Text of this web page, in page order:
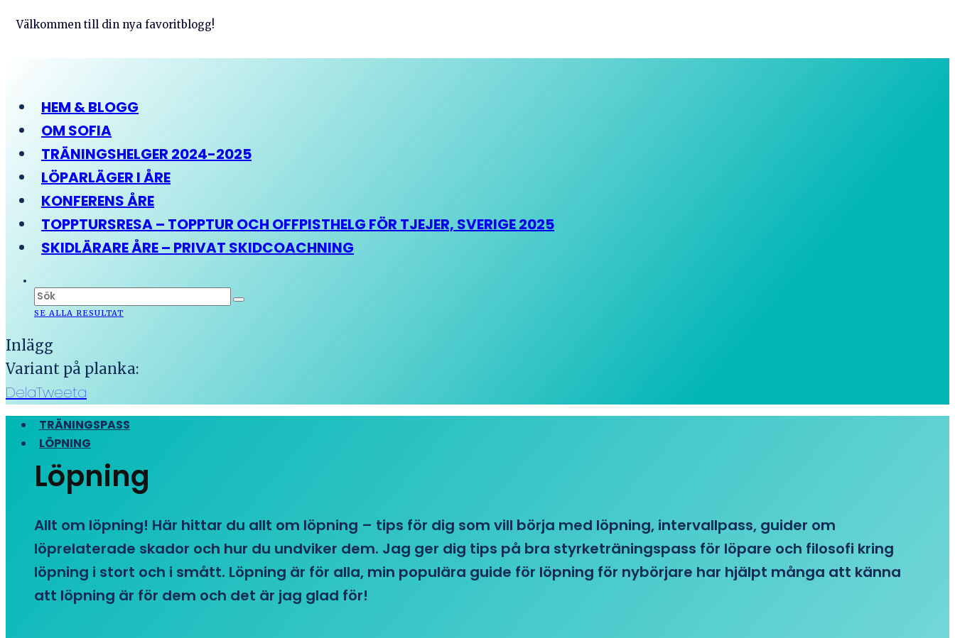
Välkommen till din nya favoritblogg!
HEM & BLOGG
OM SOFIA
TRÄNINGSHELGER 2024-2025
LÖPARLÄGER I ÅRE
KONFERENS ÅRE
TOPPTURSRESA – TOPPTUR OCH OFFPISTHELG FÖR TJEJER, SVERIGE 2025
SKIDLÄRARE ÅRE – PRIVAT SKIDCOACHNING
SE ALLA RESULTAT
Inlägg
Variant på planka:
DelaTweeta
TRÄNINGSPASS
LÖPNING
Löpning
Allt om löpning! Här hittar du allt om löpning – tips för dig som vill börja med löpning, intervallpass, guider om
löprelaterade skador och hur du undviker dem. Jag ger dig tips på bra styrketräningspass för löpare och filosofi kring
löpning i stort och i smått. Löpning är för alla, min populära guide för löpning för nybörjare har hjälpt många att känna
att löpning är för dem och det är jag glad för!